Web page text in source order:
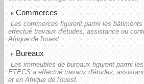
Commerces
Les commerces figurent parmi les
effectué travaux d'études, assistance ou
Afrique de l'ouest.
Bureaux
Les immeubles de bureaux figurent parmi
ETECS a effectué travaux d'études,
et en Afrique de l'ouest.